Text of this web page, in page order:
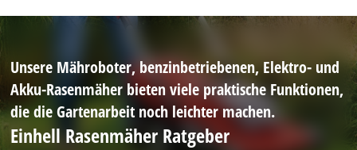
Unsere Mähroboter, benzinbetriebenen, Elektro- und
Akku-Rasenmäher bieten viele praktische Funktionen,
die die Gartenarbeit noch leichter machen.
Einhell Rasenmäher Ratgeber